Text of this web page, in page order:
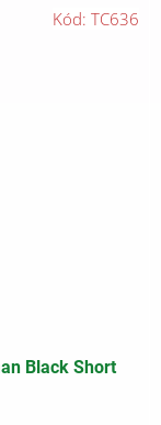
Black Short
Kód: TC636